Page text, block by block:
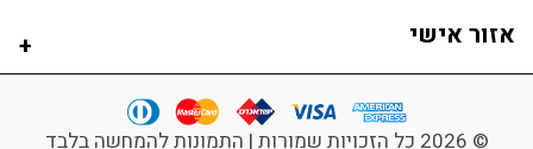
אזור אישי
© 2026 כל הזכויות שמורות | התמונות להמחשה בלבד